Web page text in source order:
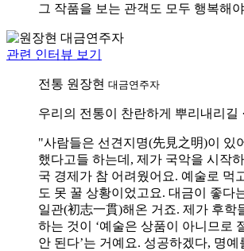
그 작품을 보는 관객도 모두 행복해
관련 인터뷰 보기
전통 원장현 대금연주자
우리의 전통이 찬란하게 뿌리내리길
"사람들은 선견지명(先見之明)이 있
했다고들 하는데, 제가 국악을 시작
국 경제가 참 어려웠어요. 예술로 먹
도 못 꿀 상황이었고요. 대금이 좋다
일관(初志一貫)해온 거죠. 제가 후학
하는 것이 ‘예술은 상품이 아니므로
안 된다’는 거예요. 성공하겠다, 명